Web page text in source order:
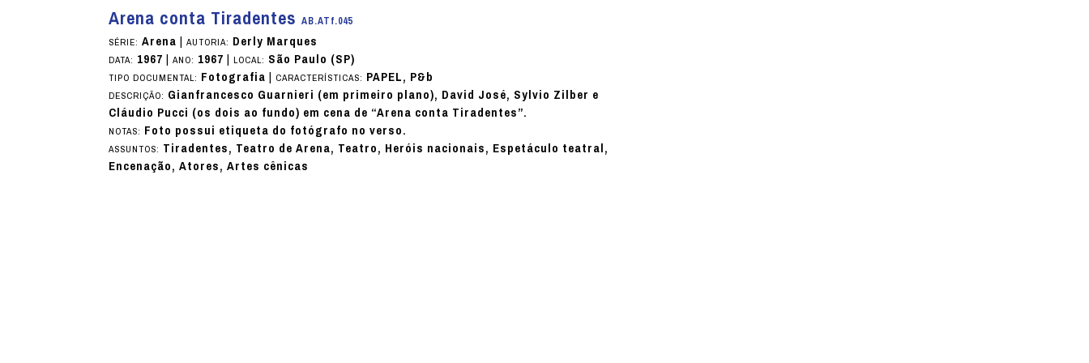
Arena conta TiradentesAB.ATf.045
SÉRIE:Arena|AUTORIA: Derly Marques
DATA: 1967|ANO: 1967|LOCAL: São Paulo (SP)
TIPO DOCUMENTAL: Fotografia| CARACTERÍSTICAS: PAPEL, P&b
DESCRIÇÃO: Gianfrancesco Guarnieri (em primeiro plano), David José, Sylvio Zilber e
Cláudio Pucci (os dois ao fundo) em cena de “Arena conta Tiradentes”.
NOTAS: Foto possui etiqueta do fotógrafo no verso.
ASSUNTOS: Tiradentes, Teatro de Arena, Teatro, Heróis nacionais, Espetáculo teatral,
Encenação, Atores, Artes cênicas